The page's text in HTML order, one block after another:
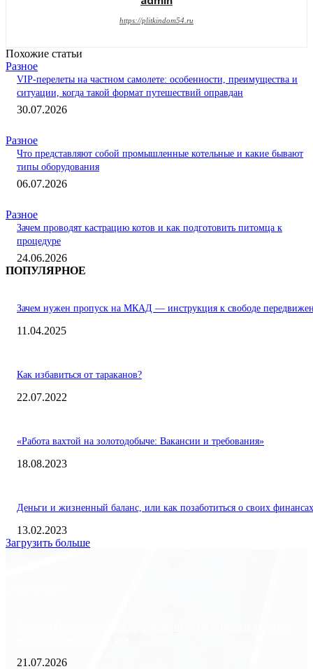
https://plitkindom54.ru
Похожие статьи
Разное
VIP-перелеты на частном самолете: особенности, преимущества и
ситуации, когда такой формат путешествий оправдан
30.07.2026
Разное
Что представляют собой промышленные котельные и какие бывают
типы оборудования
06.07.2026
Разное
Зачем проводят кастрацию котов и как подготовить питомца к
процедуре
24.06.2026
ПОПУЛЯРНОЕ
Зачем нужен пропуск на МКАД — инструкция к свободе
11.04.2025
Как избавиться от тараканов?
22.07.2022
«Работа вахтой на золотодобыче: Вакансии и требования»
18.08.2023
Деньги и жизненный баланс, или как позаботиться о своих финансах
13.02.2023
Загрузить больше
21.07.2026